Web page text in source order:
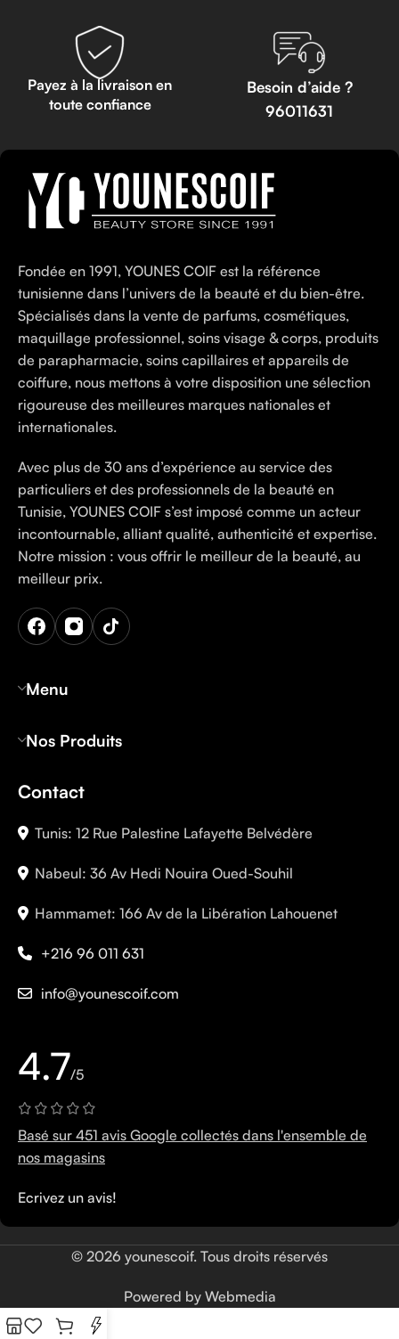
Payez à la livraison en
toute confiance
Besoin d’aide ?
96011631
Fondée en 1991, YOUNES COIF est la référence
tunisienne dans l’univers de la beauté et du bien-être.
Spécialisés dans la vente de parfums, cosmétiques,
maquillage professionnel, soins visage & corps, produits
de parapharmacie, soins capillaires et appareils de
coiffure, nous mettons à votre disposition une sélection
rigoureuse des meilleures marques nationales et
internationales.
Avec plus de 30 ans d’expérience au service des
particuliers et des professionnels de la beauté en
Tunisie, YOUNES COIF s’est imposé comme un acteur
incontournable, alliant qualité, authenticité et expertise.
Notre mission : vous offrir le meilleur de la beauté, au
meilleur prix.
Menu
Nos Produits
Contact
Tunis: 12 Rue Palestine Lafayette Belvédère
Nabeul: 36 Av Hedi Nouira Oued-Souhil
Hammamet: 166 Av de la Libération Lahouenet
+216 96 011 631
info@younescoif.com
4.7/5
Basé sur 451 avis Google collectés dans l'ensemble de
nos magasins
Ecrivez un avis!
© 2026 younescoif. Tous droits réservés
Powered by Webmedia